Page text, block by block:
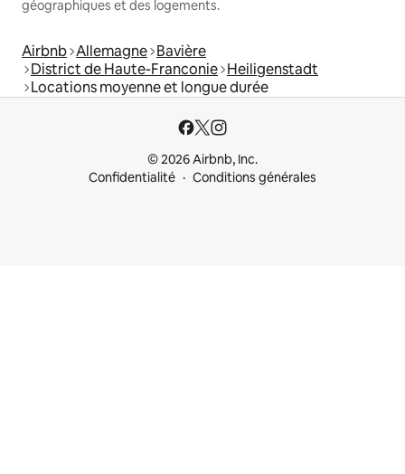
géographiques et des logements.
Airbnb Allemagne Bavière
District de Haute-Franconie Heiligenstadt
Locations moyenne et longue durée
© 2026 Airbnb, Inc.
Confidentialité
Conditions générales